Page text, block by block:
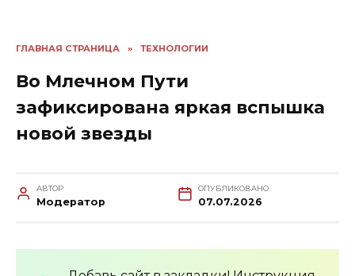
ГЛАВНАЯ СТРАНИЦА » ТЕХНОЛОГИИ
Во Млечном Пути
зафиксирована яркая вспышка
новой звезды
АВТОР
Модератор
ОПУБЛИКОВАНО
07.07.2026